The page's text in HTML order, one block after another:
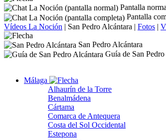
Pantalla
Pantalla
Vídeos La Noción | San Pedro Alcántara | Fotos |
San Pedro Alcántara
Guía de San
Málaga
Alhaurín de la Torre
Benalmádena
Cártama
Comarca de Antequera
Costa del Sol Occidental
Estepona